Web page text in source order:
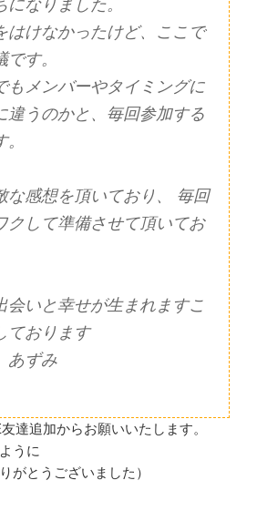
になりました。
はけなかったけど、ここで
す。
もメンバーやタイミングに
違うのかと、毎回参加する
な感想を頂いており、 毎回
クして準備させて頂いてお
会いと幸せが生まれますこ
ております
み
達追加からお願いいたします。
うに
りがとうございました）